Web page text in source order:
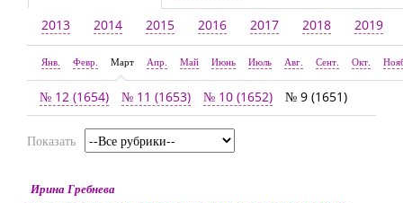
2013 2014 2015 2016 2017 2018 2019
Янв. Февр. Март Апр. Май Июнь Июль Авг. Сент. Окт.
№ 12 (1654) № 11 (1653) № 10 (1652) № 9 (1651)
Показать
Ирина Гребнева